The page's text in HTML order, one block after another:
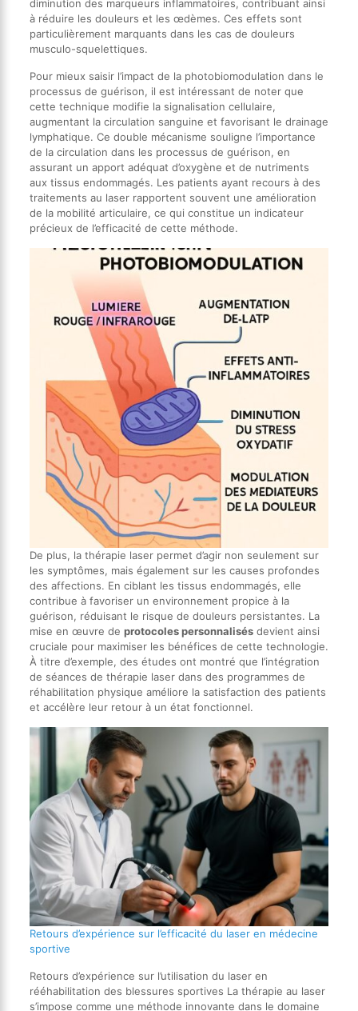
diminution des marqueurs inflammatoires, contribuant ainsi
à réduire les douleurs et les œdèmes. Ces effets sont
particulièrement marquants dans les cas de douleurs
musculo-squelettiques.
Pour mieux saisir l’impact de la photobiomodulation dans le
processus de guérison, il est intéressant de noter que
cette technique modifie la signalisation cellulaire,
augmentant la circulation sanguine et favorisant le drainage
lymphatique. Ce double mécanisme souligne l’importance
de la circulation dans les processus de guérison, en
assurant un apport adéquat d’oxygène et de nutriments
aux tissus endommagés. Les patients ayant recours à des
traitements au laser rapportent souvent une amélioration
de la mobilité articulaire, ce qui constitue un indicateur
précieux de l’efficacité de cette méthode.
De plus, la thérapie laser permet d’agir non seulement sur
les symptômes, mais également sur les causes profondes
des affections. En ciblant les tissus endommagés, elle
contribue à favoriser un environnement propice à la
guérison, réduisant le risque de douleurs persistantes. La
mise en œuvre de protocoles personnalisésdevient ainsi
cruciale pour maximiser les bénéfices de cette technologie.
À titre d’exemple, des études ont montré que l’intégration
de séances de thérapie laser dans des programmes de
réhabilitation physique améliore la satisfaction des patients
et accélère leur retour à un état fonctionnel.
Retours d’expérience sur l’efficacité du laser en médecine
sportive
Retours d’expérience sur l’utilisation du laser en
rééhabilitation des blessures sportives La thérapie au laser
s’impose comme une méthode innovante dans le domaine